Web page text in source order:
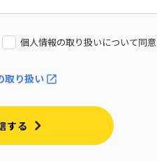
個人情報の取り扱いについて同
取り扱い
する